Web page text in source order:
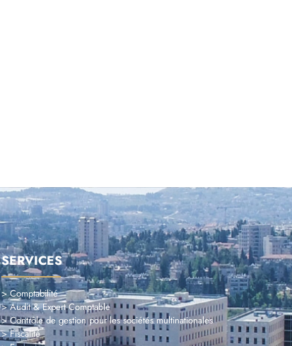
SERVICES
> Comptabilité
> Audit & Expert Comptable
> Contrôle de gestion pour les sociétés multinationales
> Fiscalité